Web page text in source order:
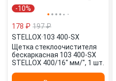
-10%
178 ₽ 197 ₽
STELLOX·103 400-SX
Щетка стеклоочистителя
бескаркасная 103 400-SX
STELLOX 400/16" мм/", 1 шт.